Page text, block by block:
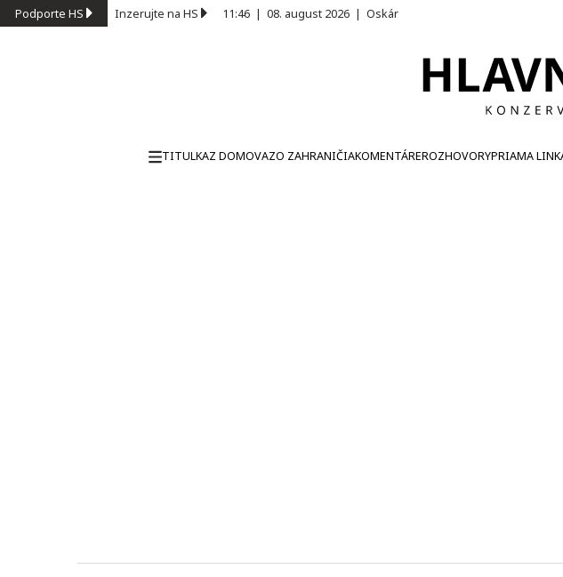
Podporte HS Inzerujte na HS 11:46 | 08. august 2026 | Oskár
TITULKAZ DOMOVAZO ZAHRANIČIAKOMENTÁREROZHOVORYPRIAMA